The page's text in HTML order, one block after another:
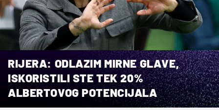
RIJERA: ODLAZIM MIRNE GLAVE,
ISKORISTILI STE TEK 20%
ALBERTOVOG POTENCIJALA